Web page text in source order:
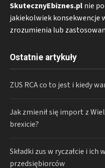
SkutecznyEbiznes.plnie
jakiekolwiek konsekwencje
zrozumienia lub
Ostatnie artykuły
ZUS RCA co to jest i kiedy
Jak zmienił się import z
brexicie?
Składki zus w ryczałcie i ich
przedsiębiorców